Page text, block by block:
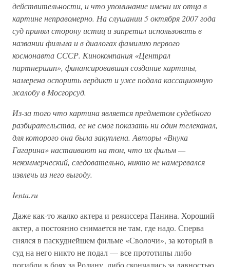
действительности, и что упоминание имени их отца в
картине неправомерно. На слушании 5 октября 2007 года
суд принял сторону истиц и запретил использовать в
названии фильма и в диалогах фамилию первого
космонавта СССР. Кинокомпания «Централ
партнершип», финансировавшая создание картины,
намерена оспорить вердикт и уже подала кассационную
жалобу в Мосгорсуд.
Из-за того что картина является предметом судебного
разбирательства, ее не смог показать ни один телеканал,
для которого она была закуплена. Авторы «Внука
Гагарина» настаивают на том, что их фильм —
некоммерческий, следовательно, никто не намеревался
извлечь из него выгоду.
Ienta.ru
Даже как-то жалко актера и режиссера Панина. Хороший
актер, а постоянно снимается не там, где надо. Сперва
снялся в паскуднейшем фильме «Сволочи», за который в
суд на него никто не подал — все прототипы либо
погибли в боях за Родину, либо скончались за давностью